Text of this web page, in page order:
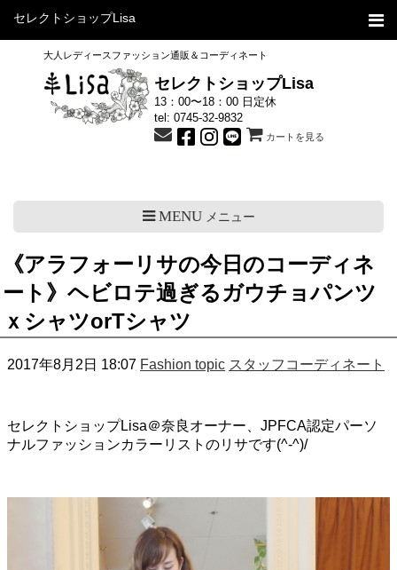
セレクトショップLisa
大人レディースファッション通販＆コーディネート
セレクトショップLisa
13：00〜18：00 日定休
tel: 0745-32-9832
カートを見る
MENUメニュー
《アラフォーリサの今日のコーディネ
ート》ヘビロテ過ぎるガウチョパンツ
ｘシャツorTシャツ
2017年8月2日 18:07 Fashion topic スタッフコーディネート
セレクトショップLisa＠奈良オーナー、JPFCA認定パーソ
ナルファッションカラーリストのリサです(^-^)/